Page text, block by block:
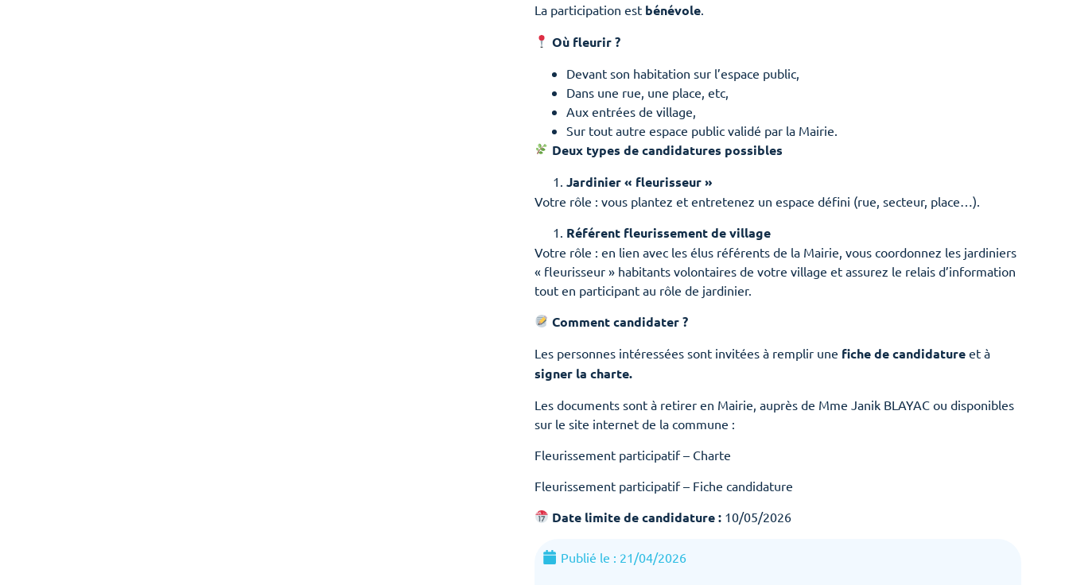
La participation est bénévole
Où fleurir ?
Devant son habitation sur l’espace public,
Dans une rue, une place, etc,
Aux entrées de village,
Sur tout autre espace public validé par la Mairie.
Deux types de candidatures possibles
Jardinier « fleurisseur »
Votre rôle : vous plantez et entretenez un espace défini (rue, secteur, place…).
Référent fleurissement de village
Votre rôle : en lien avec les élus référents de la Mairie, vous coordonnez les jardiniers
« fleurisseur » habitants volontaires de votre village et assurez le relais d’information
tout en participant au rôle de jardinier.
Comment candidater ?
Les personnes intéressées sont invitées à remplir une fiche de candidature et à
signer la charte.
Les documents sont à retirer en Mairie, auprès de Mme Janik BLAYAC ou disponibles
sur le site internet de la commune :
Fleurissement participatif – Charte
Fleurissement participatif – Fiche candidature
Date limite de candidature : 10/05/2026
Publié le : 21/04/2026